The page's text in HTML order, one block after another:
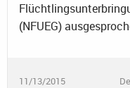
(NFUEG)
11/13/2015